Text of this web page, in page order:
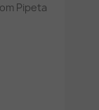
Pipeta